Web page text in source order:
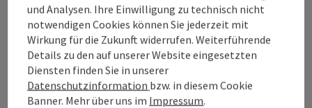
Kontaktformular
und Analysen. Ihre Einwilligung zu technisch nicht
notwendigen Cookies können Sie jederzeit mit
Wirkung für die Zukunft widerrufen. Weiterführende
Details zu den auf unserer Website eingesetzten
Diensten finden Sie in unserer
Datenschutzinformation bzw. in diesem Cookie
Banner. Mehr über uns im Impressum.